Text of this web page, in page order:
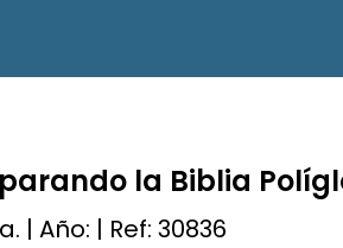
la Biblia
| Año: | Ref: 30836